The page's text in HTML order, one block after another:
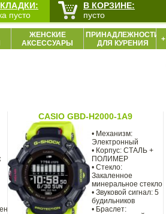
ЖЕНСКИЕ
АКСЕССУАРЫ
ПРИНАДЛЕЖНОСТИ
ДЛЯ КУРЕНИЯ
+
CASIO GBD-H2000-1A9
• Механизм:
Электронный
• Корпус: СТАЛЬ +
ПОЛИМЕР
• Стекло:
Закаленное
минеральное стекло
• Звуковой сигнал: 5
будильников
• Браслет:
пусто
В КОРЗИНЕ:
пусто